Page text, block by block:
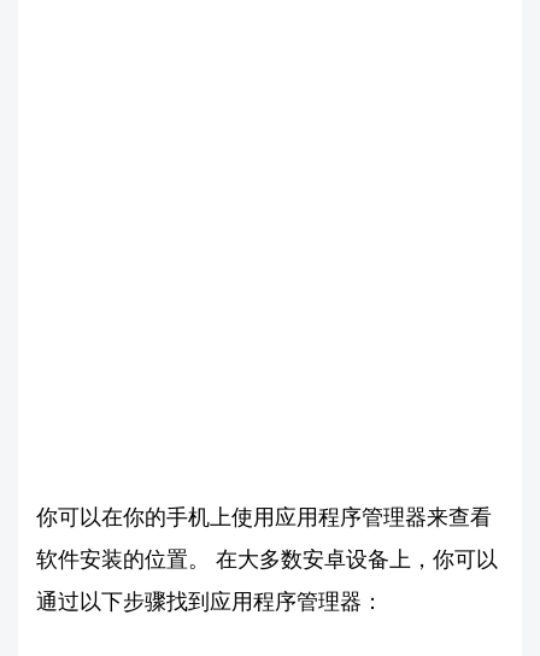
你可以在你的手机上使用应用程序管理器来查看
软件安装的位置。 在大多数安卓设备上，你可以
通过以下步骤找到应用程序管理器：